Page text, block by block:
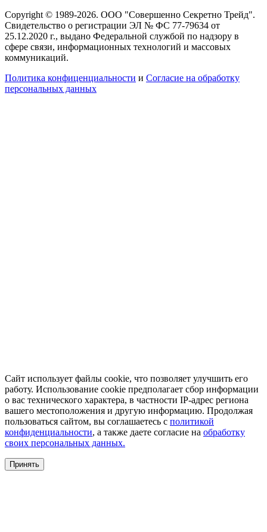
Copyright © 1989-2026. ООО "Совершенно Секретно Трейд".
Свидетельство о регистрации ЭЛ № ФС 77-79634 от
25.12.2020 г., выдано Федеральной службой по надзору в
сфере связи, информационных технологий и массовых
коммуникаций.
Политика конфиценциальности и Согласие на обработку
персональных данных
Сайт использует файлы cookie, что позволяет улучшить его
работу. Использование cookie предполагает сбор информации
о вас технического характера, в частности IP-адрес региона
вашего местоположения и другую информацию. Продолжая
пользоваться сайтом, вы соглашаетесь с политикой
конфиденциальности, а также даете согласие на обработку
своих персональных данных.
Принять